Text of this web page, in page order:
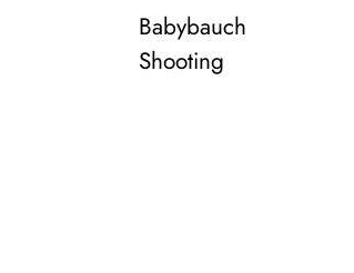
Babybauch
Shooting